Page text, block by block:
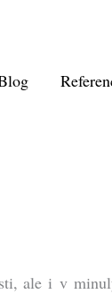
ale i v